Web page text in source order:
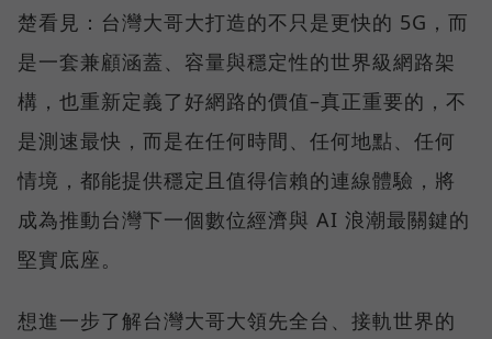
楚看見：台灣大哥大打造的不只是更快的 5G，而
是一套兼顧涵蓋、容量與穩定性的世界級網路架
構，也重新定義了好網路的價值–真正重要的，不
是測速最快，而是在任何時間、任何地點、任何
情境，都能提供穩定且值得信賴的連線體驗，將
成為推動台灣下一個數位經濟與 AI 浪潮最關鍵的
堅實底座。
想進一步了解台灣大哥大領先全台、接軌世界的